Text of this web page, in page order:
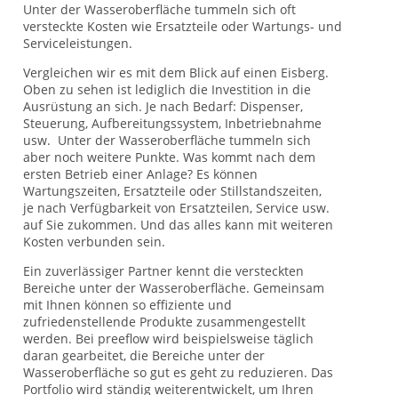
Unter der Wasseroberfläche tummeln sich oft
versteckte Kosten wie Ersatzteile oder Wartungs- und
Serviceleistungen.
Vergleichen wir es mit dem Blick auf einen Eisberg.
Oben zu sehen ist lediglich die Investition in die
Ausrüstung an sich. Je nach Bedarf: Dispenser,
Steuerung, Aufbereitungssystem, Inbetriebnahme
usw. Unter der Wasseroberfläche tummeln sich
aber noch weitere Punkte. Was kommt nach dem
ersten Betrieb einer Anlage? Es können
Wartungszeiten, Ersatzteile oder Stillstandszeiten,
je nach Verfügbarkeit von Ersatzteilen, Service usw.
auf Sie zukommen. Und das alles kann mit weiteren
Kosten verbunden sein.
Ein zuverlässiger Partner kennt die versteckten
Bereiche unter der Wasseroberfläche. Gemeinsam
mit Ihnen können so effiziente und
zufriedenstellende Produkte zusammengestellt
werden. Bei preeflow wird beispielsweise täglich
daran gearbeitet, die Bereiche unter der
Wasseroberfläche so gut es geht zu reduzieren. Das
Portfolio wird ständig weiterentwickelt, um Ihren